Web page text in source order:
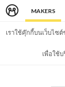
MAKERS
เราใช้คุ๊กกี้บนเว็บไซ
เพื่อใช้